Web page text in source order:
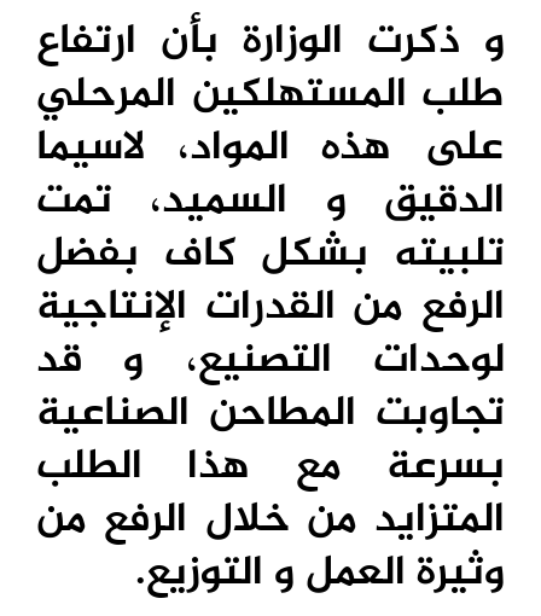
و ذكرت الوزارة بأن ارتفاع
طلب المستهلكين المرحلي
على هذه المواد، لاسيما
الدقيق و السميد، تمت
تلبيته بشكل كاف بفضل
الرفع من القدرات الإنتاجية
لوحدات التصنيع، و قد
تجاوبت المطاحن الصناعية
بسرعة مع هذا الطلب
المتزايد من خلال الرفع من
وثيرة العمل و التوزيع.